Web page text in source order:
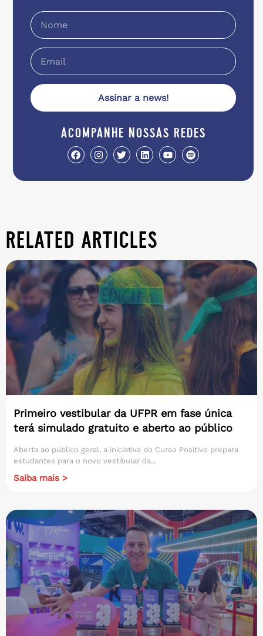
Assinar a news!
acompanhe nossas redes
related articles
Primeiro vestibular da UFPR em fase única
terá simulado gratuito e aberto ao público
Aberta ao público geral, a iniciativa do Curso Positivo prepara
estudantes para o novo vestibular da...
Saiba mais >